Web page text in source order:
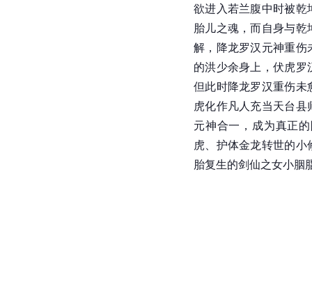
欲进入若兰腹中时被乾
胎儿之魂，而自身与
解，降龙罗汉元神重
的洪少余身上，伏虎罗
但此时降龙罗汉重伤
虎化作凡人充当天台县
元神合一，成为真正
虎、护体金龙转世的
胎复生的剑仙之女小胭